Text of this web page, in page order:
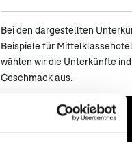
Bei den dargestellten
Beispiele für
wählen wir die Unterkünfte
Geschmack aus.